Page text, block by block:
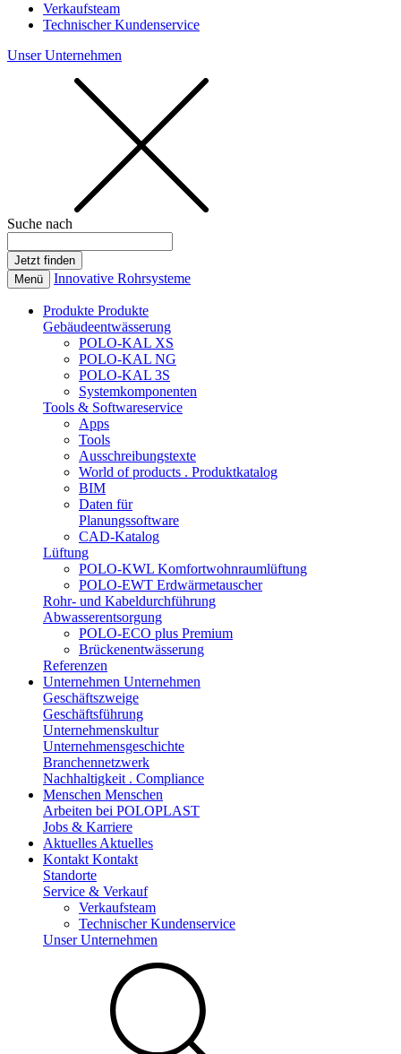
Verkaufsteam
Technischer Kundenservice
Unser Unternehmen
Suche nach
Menü Innovative Rohrsysteme
Produkte Produkte
Gebäudeentwässerung
POLO-KAL XS
POLO-KAL NG
POLO-KAL 3S
Systemkomponenten
Tools & Softwareservice
Apps
Tools
Ausschreibungstexte
World of products . Produktkatalog
BIM
Daten für
Planungssoftware
CAD-Katalog
Lüftung
POLO-KWL Komfortwohnraumlüftung
POLO-EWT Erdwärmetauscher
Rohr- und Kabeldurchführung
Abwasserentsorgung
POLO-ECO plus Premium
Brückenentwässerung
Referenzen
Unternehmen Unternehmen
Geschäftszweige
Geschäftsführung
Unternehmenskultur
Unternehmensgeschichte
Branchennetzwerk
Nachhaltigkeit . Compliance
Menschen Menschen
Arbeiten bei POLOPLAST
Jobs & Karriere
Aktuelles Aktuelles
Kontakt Kontakt
Standorte
Service & Verkauf
Verkaufsteam
Technischer Kundenservice
Unser Unternehmen